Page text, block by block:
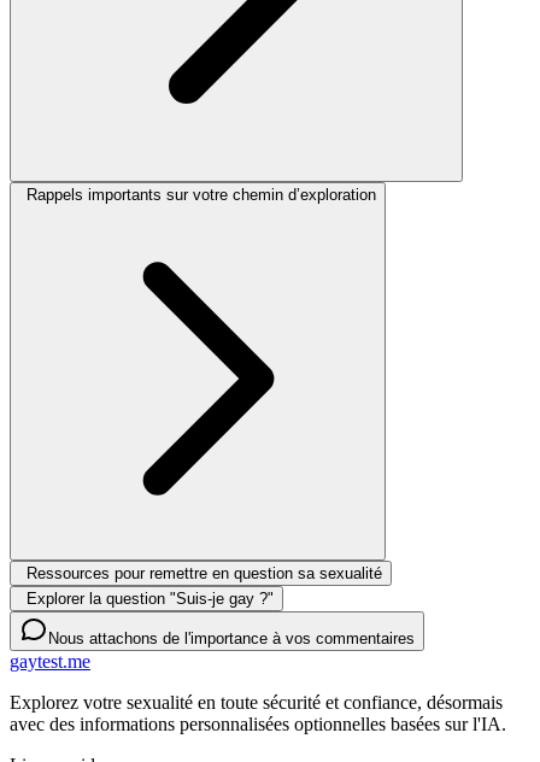
Rappels importants sur votre chemin d’exploration
Ressources pour remettre en question sa sexualité
Explorer la question "Suis-je gay ?"
Nous attachons de l'importance à vos commentaires
gaytest.me
Explorez votre sexualité en toute sécurité et confiance, désormais
avec des informations personnalisées optionnelles basées sur l'IA.